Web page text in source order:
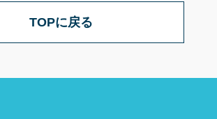
TOPに戻る